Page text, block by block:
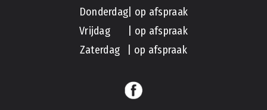
Donderdag| op afspraak
Vrijdag | op afspraak
Zaterdag | op afspraak